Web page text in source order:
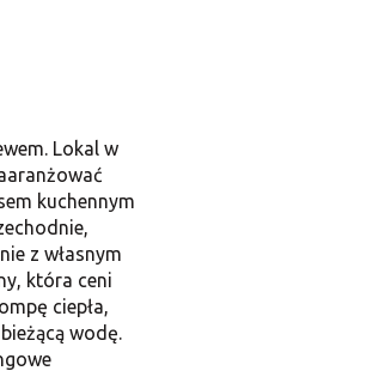
Lokal w
kuchennym
z własnym
która ceni
ciepła,
wodę.